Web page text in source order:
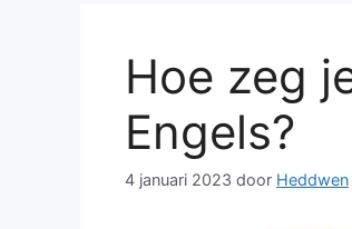
Hoe zeg
Engels?
4 januari 2023 door Heddwen